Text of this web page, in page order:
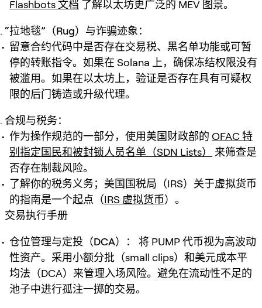
Flashbots 文档 了解以太坊更广泛的 MEV 图景。
“拉地毯”（Rug）与诈骗迹象：
留意合约代码中是否存在交易税、黑名单功能或可暂
停的转账指令。如果在 Solana 上，确保冻结权限没有
被滥用。如果在以太坊上，验证是否存在具有可疑权
限的后门铸造或升级代理。
合规与税务：
作为操作规范的一部分，使用美国财政部的 OFAC 特
别指定国民和被封锁人员名单（SDN Lists）
来筛查是
否存在制裁风险。
了解你的税务义务；美国国税局（IRS）关于虚拟货币
的指南是一个起点（IRS 虚拟货币）。
交易执行手册
仓位管理与定投（DCA）：
将 PUMP 代币视为高波动
性资产。采用小额分批（small clips）和美元成本平
均法（DCA）来管理入场风险。避免在流动性不足的
池子中进行孤注一掷的交易。